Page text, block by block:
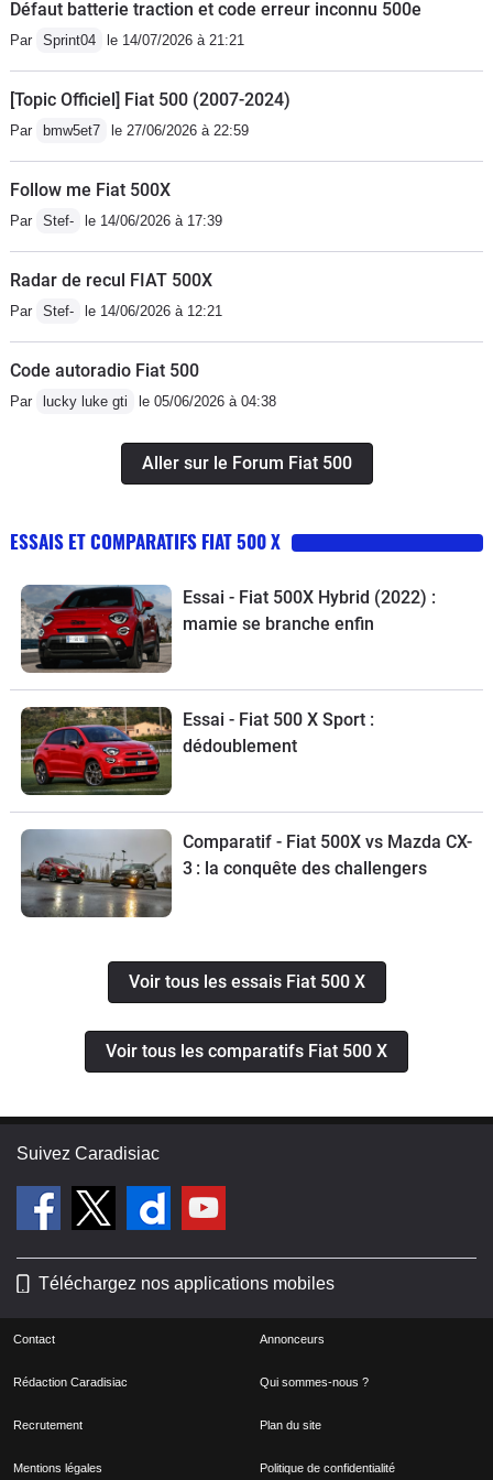
Défaut batterie traction et code erreur inconnu 500e
Par Sprint04 le 14/07/2026 à 21:21
[Topic Officiel] Fiat 500 (2007-2024)
Par bmw5et7 le 27/06/2026 à 22:59
Follow me Fiat 500X
Par Stef- le 14/06/2026 à 17:39
Radar de recul FIAT 500X
Par Stef- le 14/06/2026 à 12:21
Code autoradio Fiat 500
Par lucky luke gti le 05/06/2026 à 04:38
Aller sur le Forum Fiat 500
ESSAIS ET COMPARATIFS FIAT 500 X
Essai - Fiat 500X Hybrid (2022) :
mamie se branche enfin
Essai - Fiat 500 X Sport :
dédoublement
Comparatif - Fiat 500X vs Mazda CX-
3 : la conquête des challengers
Voir tous les essais Fiat 500 X
Voir tous les comparatifs Fiat 500 X
Suivez Caradisiac
Téléchargez nos applications mobiles
Contact Annonceurs
Rédaction Caradisiac Qui sommes-nous ?
Recrutement Plan du site
Mentions légales Politique de confidentialité